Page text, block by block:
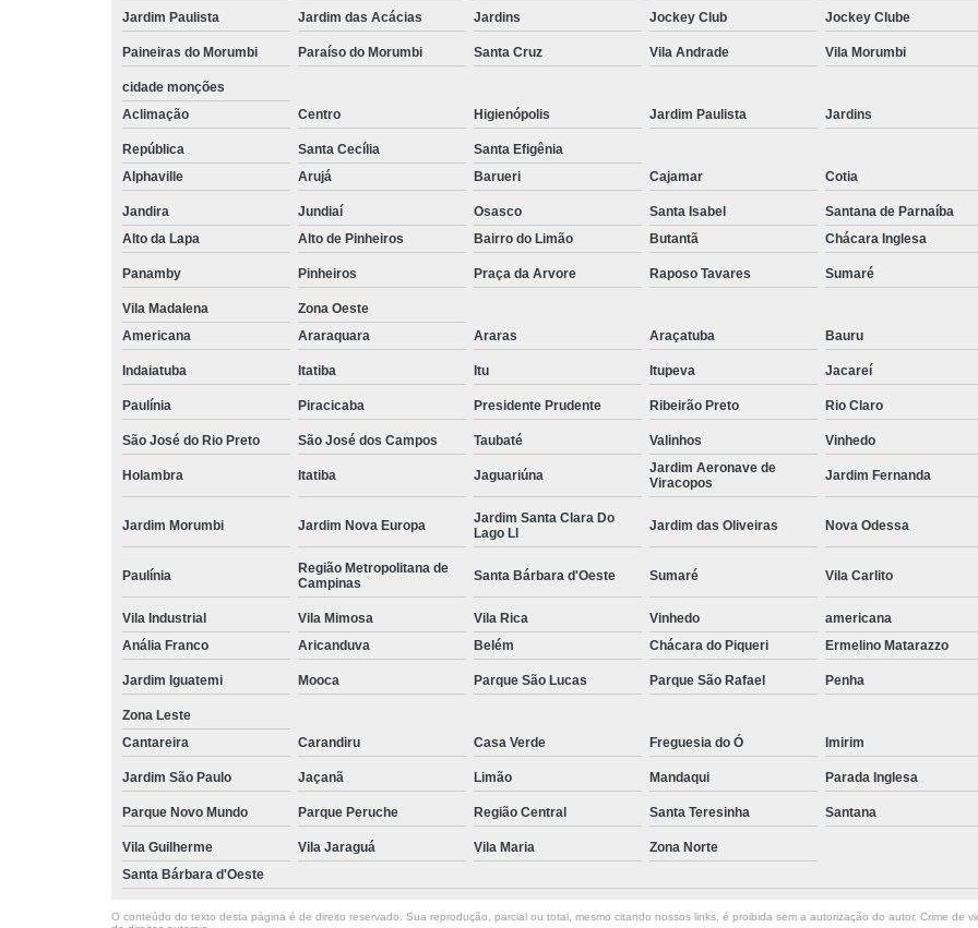
Corte a Laser Chapa Aço
Corte a Laser em Chapa
Solda a Laser
Corte a Laser em Chapa de
Corte Chapa a Laser
Corte de Chapa a Laser
Corte
Curvamento de Tubos
Curvamento de Tubos a
Curvamento de Tubos de Aço
Curvamento de Tubos
Corte e Dobra Chapa
Corte e
Dobra Chapa de Alumínio
Dobra de Chapa de
Dobra de Chapa de Ferro
Dobradeira de Chapa
Dobra de
Dobra Tubo com Maçarico
Dobra Tubo Quadrado
Empresa de Corte a Laser Chapa
Jardim Paulista Jardim das Acácias Jardins Jockey Club Jockey Clube
Paineiras do Morumbi Paraíso do Morumbi Santa Cruz Vila Andrade Vila Morumbi
cidade monções
Aclimação
Centro Higienópolis Jardim Paulista Jardins
República Santa Cecília
Santa Efigênia
Alphaville
Arujá Barueri Cajamar Cotia
Jandira Jundiaí Osasco Santa Isabel Santana de Parnaíba
Alto da Lapa
Alto de Pinheiros Bairro do Limão Butantã Chácara Inglesa
Panamby Pinheiros Praça da Arvore Raposo Tavares Sumaré
Vila Madalena
Zona Oeste
Americana
Araraquara Araras Araçatuba Bauru
Indaiatuba Itatiba Itu Itupeva Jacareí
Paulínia Piracicaba Presidente Prudente Ribeirão Preto Rio Claro
São José do Rio Preto São José dos Campos Taubaté Valinhos Vinhedo
Holambra Itatiba Jaguariúna
Jardim Aeronave de
Viracopos
Jardim Fernanda
Jardim Morumbi Jardim Nova Europa
Jardim Santa Clara Do
Lago Ll
Jardim das Oliveiras Nova Odessa
Paulínia
Região Metropolitana de
Campinas
Santa Bárbara d'Oeste Sumaré Vila Carlito
Vila Industrial Vila Mimosa Vila Rica Vinhedo
americana
Anália Franco
Aricanduva Belém Chácara do Piqueri Ermelino Matarazzo
Jardim Iguatemi Mooca Parque São Lucas Parque São Rafael Penha
Zona Leste
Cantareira
Carandiru Casa Verde Freguesia do Ó Imirim
Jardim São Paulo Jaçanã Limão Mandaqui Parada Inglesa
Parque Novo Mundo Parque Peruche Região Central Santa Teresinha Santana
Vila Guilherme Vila Jaraguá Vila Maria
Zona Norte
Santa Bárbara d'Oeste
O conteúdo do texto desta página é de direito reservado. Sua reprodução, parcial ou total, mesmo citando nossos links, é proibida sem a autorização do autor. Crime de